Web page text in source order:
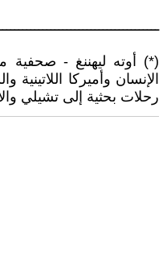
(*) أوته ليهننغ -
الإنسان وأميركا
رحلات بحثية إلى تشيلي